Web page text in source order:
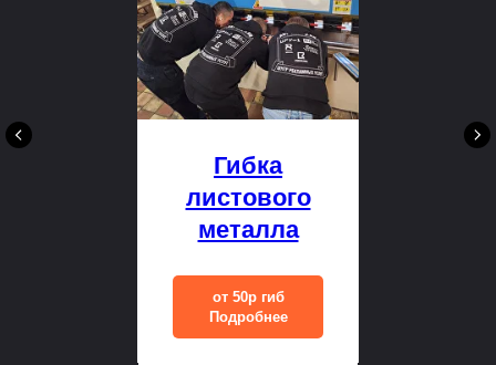
Гибка
листового
металла
от 50р гиб
Подробнее